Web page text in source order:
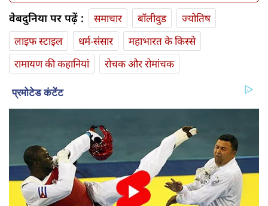
वेबदुनिया पर पढ़ें : समाचार बॉलीवुड
ज्योतिष
लाइफ स्‍टाइल
धर्म-संसार
महाभारत के किस्से
रामायण की कहानियां
रोचक और रोमांचक